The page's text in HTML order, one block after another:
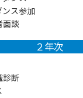
ス参加
面談
２年次
診断